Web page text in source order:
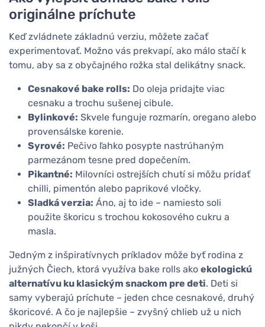
originálne príchute
Keď zvládnete základnú verziu, môžete začať
experimentovať. Možno vás prekvapí, ako málo stačí k
tomu, aby sa z obyčajného rožka stal delikátny snack.
Cesnakové bake rolls: Do oleja pridajte viac
cesnaku a trochu sušenej cibule.
Bylinkové: Skvele funguje rozmarín, oregano alebo
provensálske korenie.
Syrové: Pečivo ľahko posypte nastrúhaným
parmezánom tesne pred dopečením.
Pikantné: Milovníci ostrejších chutí si môžu pridať
chilli, pimentón alebo paprikové vločky.
Sladká verzia: Áno, aj to ide – namiesto soli
použite škoricu s trochou kokosového cukru a
masla.
Jedným z inšpiratívnych príkladov môže byť rodina z
južných Čiech, ktorá využíva bake rolls ako ekologickú
alternatívu ku klasickým snackom pre deti. Deti si
samy vyberajú príchute – jeden chce cesnakové, druhý
škoricové. A čo je najlepšie – zvyšný chlieb už u nich